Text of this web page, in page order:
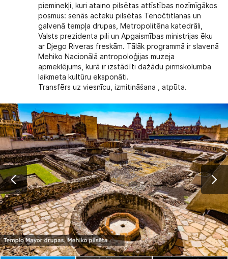
pieminekļi, kuri ataino pilsētas attīstības nozīmīgākos
posmus: senās acteku pilsētas Tenočtitlanas un
galvenā tempļa drupas, Metropolitēna katedrāli,
Valsts prezidenta pili un Apgaismības ministrijas ēku
ar Djego Riveras freskām. Tālāk programmā ir slavenā
Mehiko Nacionālā antropoloģijas muzeja
apmeklējums, kurā ir izstādīti dažādu pirmskolumba
laikmeta kultūru eksponāti.
Transfērs uz viesnīcu, izmitināšana , atpūta.